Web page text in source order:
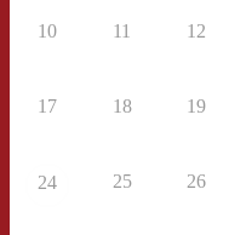
10 11 12
17 18 19
24 25 26